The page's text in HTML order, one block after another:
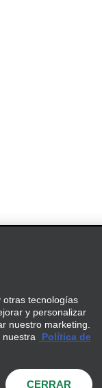
otras tecnologías
y personalizar
nuestro marketing.
nuestra
Política de
CERRAR